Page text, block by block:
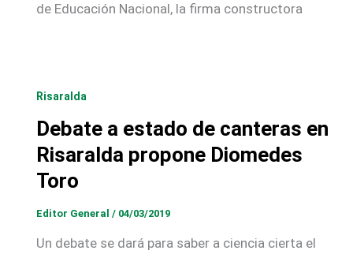
de Educación Nacional, la firma constructora
Risaralda
Debate a estado de canteras en
Risaralda propone Diomedes
Toro
Editor General / 04/03/2019
Un debate se dará para saber a ciencia cierta el